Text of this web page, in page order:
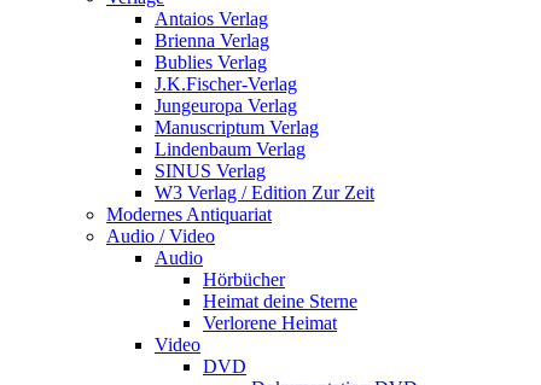
Antaios Verlag
Brienna Verlag
Bublies Verlag
J.K.Fischer-Verlag
Jungeuropa Verlag
Manuscriptum Verlag
Lindenbaum Verlag
SINUS Verlag
W3 Verlag / Edition Zur Zeit
Modernes Antiquariat
Audio / Video
Audio
Hörbücher
Heimat deine Sterne
Verlorene Heimat
Video
DVD